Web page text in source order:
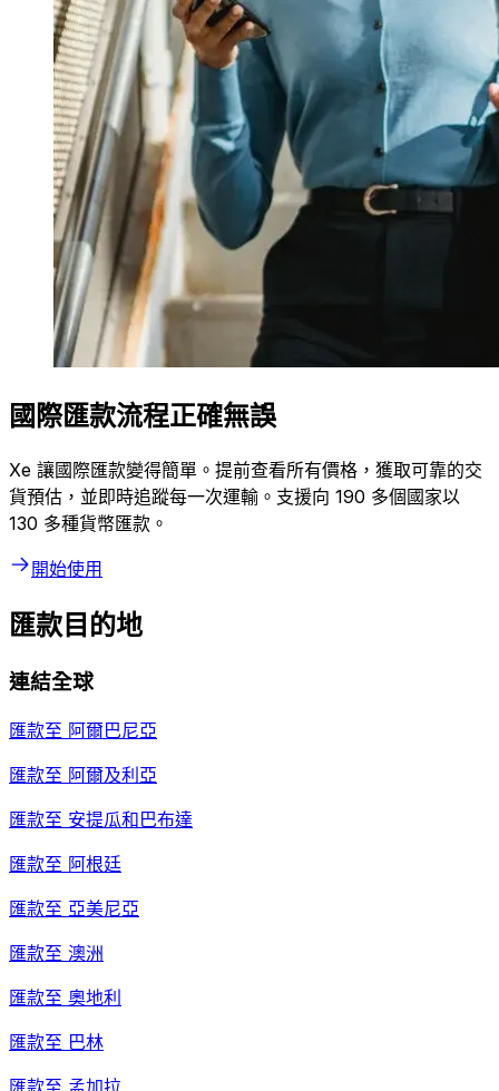
國際匯款流程正確無誤
Xe 讓國際匯款變得簡單。提前查看所有價格，獲取可靠的交
貨預估，並即時追蹤每一次運輸。支援向 190 多個國家以
130 多種貨幣匯款。
開始使用
匯款目的地
連結全球
匯款至 阿爾巴尼亞
匯款至 阿爾及利亞
匯款至 安提瓜和巴布達
匯款至 阿根廷
匯款至 亞美尼亞
匯款至 澳洲
匯款至 奧地利
匯款至 巴林
匯款至 孟加拉